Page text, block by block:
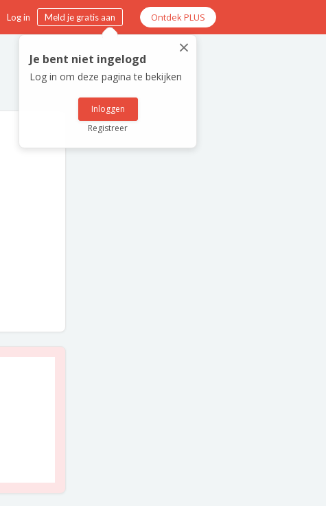
Log in Meld je gratis aan Ontdek PLUS
×
Je bent niet ingelogd
Log in om deze pagina te bekijken
Inloggen
Registreer